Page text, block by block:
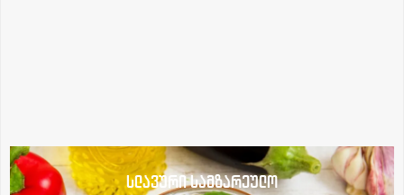
სლავური სამზარეულო